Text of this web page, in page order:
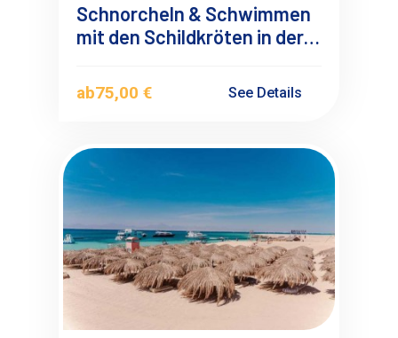
Schnorcheln & Schwimmen
mit den Schildkröten in der
Gouna
ab75,00 € See Details